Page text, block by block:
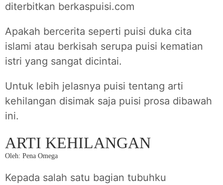
diterbitkan berkaspuisi.com
Apakah bercerita seperti puisi duka cita
islami atau berkisah serupa puisi kematian
istri yang sangat dicintai.
Untuk lebih jelasnya puisi tentang arti
kehilangan disimak saja puisi prosa dibawah
ini.
ARTI KEHILANGAN
Oleh: Pena Omega
Kepada salah satu bagian tubuhku